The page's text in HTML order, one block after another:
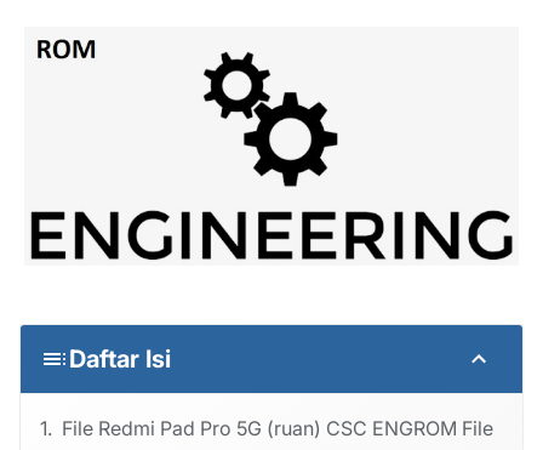
Daftar Isi
File Redmi Pad Pro 5G (ruan) CSC ENGROM File